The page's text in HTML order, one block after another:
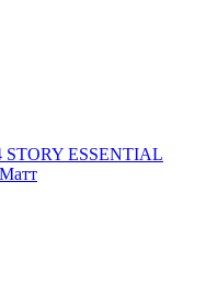
STORY ESSENTIAL